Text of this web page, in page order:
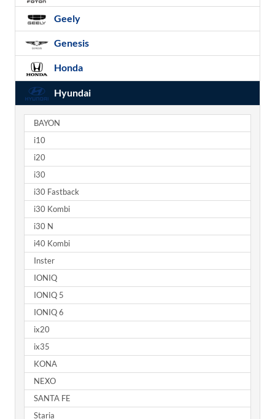
Geely
Genesis
Honda
Hyundai
BAYON
i10
i20
i30
i30 Fastback
i30 Kombi
i30 N
i40 Kombi
Inster
IONIQ
IONIQ 5
IONIQ 6
ix20
ix35
KONA
NEXO
SANTA FE
Staria